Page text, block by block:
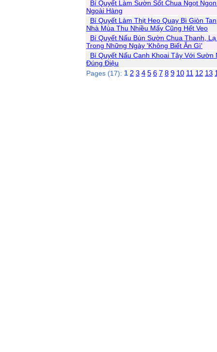
Bí Quyết Làm Sườn Sốt Chua Ngọt
Ngoài Hàng
Bí Quyết Làm Thịt Heo Quay Bì Giòn
Nhà Mùa Thu Nhiều Mấy Cũng Hết Veo
Bí Quyết Nấu Bún Sườn Chua Thanh,
Trong Những Ngày 'Không Biết Ăn Gì'
Bí Quyết Nấu Canh Khoai Tây Với Sườn
Đúng Điệu
Pages (17): 1 2 3 4 5 6 7 8 9 10 11 12 13